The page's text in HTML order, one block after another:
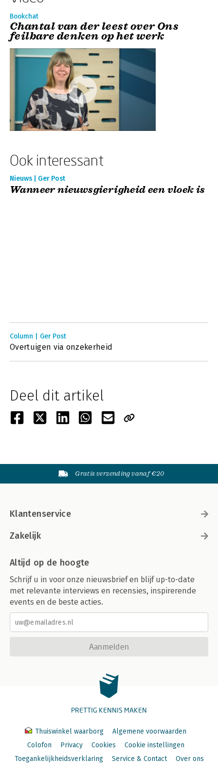
Bookchat
Chantal van der leest over Ons
feilbare denken op het werk
Ook interessant
Nieuws | Ger Post
Wanneer nieuwsgierigheid een vloek is
Column | Ger Post
Overtuigen via onzekerheid
Deel dit artikel
Gratis verzending vanaf €20
Klantenservice
Zakelijk
Altijd op de hoogte
Schrijf u in voor onze nieuwsbrief en blijf up-to-date
met relevante interviews en recensies, inspirerende
events en de beste acties.
Aanmelden
PRETTIG KENNIS MAKEN
Thuiswinkel waarborg
Algemene voorwaarden
Colofon
Privacy Cookies
Cookie instellingen
Toegankelijkheidsverklaring
Service & Contact Over ons